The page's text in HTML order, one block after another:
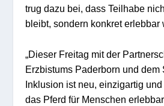
trug dazu bei, dass Teilhabe
bleibt, sondern konkret erlebbar
„Dieser Freitag mit der
Erzbistums Paderborn und dem
Inklusion ist neu, einzigartig
das Pferd für Menschen